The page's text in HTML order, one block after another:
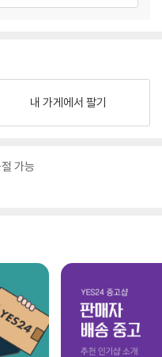
내 가게에서 팔기
가능